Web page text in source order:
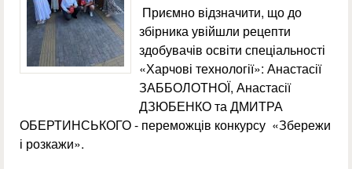
Приємно відзначити, що до
збірника увійшли рецепти
здобувачів освіти спеціальності
«Харчові технології»: Анастасії
ЗАББОЛОТНОЇ, Анастасії
ДЗЮБЕНКО та ДМИТРА
ОБЕРТИНСЬКОГО - переможців конкурсу «Збережи
і розкажи».